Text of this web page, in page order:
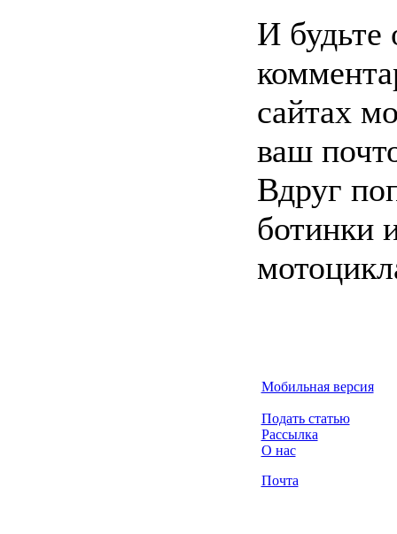
И будьте
сайтах
ваш
Вдруг
ботинки
Мобильная версия
Подать статью
Рассылка
О нас
Почта